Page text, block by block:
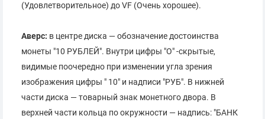
(Удовлетворительное) до VF (Очень хорошее).
Аверс: в центре диска — обозначение достоинства
монеты "10 РУБЛЕЙ". Внутри цифры "О" -скрытые,
видимые поочередно при изменении угла зрения
изображения цифры " 10" и надписи "РУБ". В нижней
части диска — товарный знак монетного двора. В
верхней части кольца по окружности — надпись: "БАНК